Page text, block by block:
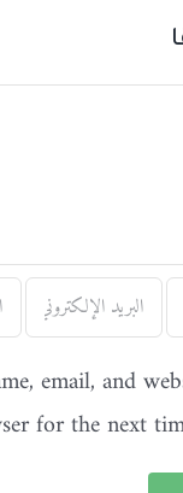
email, and
for the next